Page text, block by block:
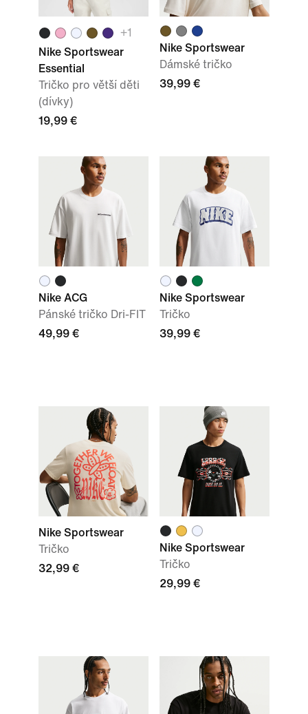
+1
Nike Sportswear
Essential
Tričko pro větší děti
(dívky)
19,99 €
Nike Sportswear
Dámské tričko
39,99 €
Nike ACG
Pánské tričko Dri-FIT
49,99 €
Nike Sportswear
Tričko
39,99 €
Nike Sportswear
Tričko
32,99 €
Nike Sportswear
Tričko
29,99 €